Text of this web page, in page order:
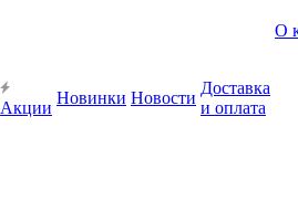
Акции
Новинки Новости
Доставка
и оплата
О